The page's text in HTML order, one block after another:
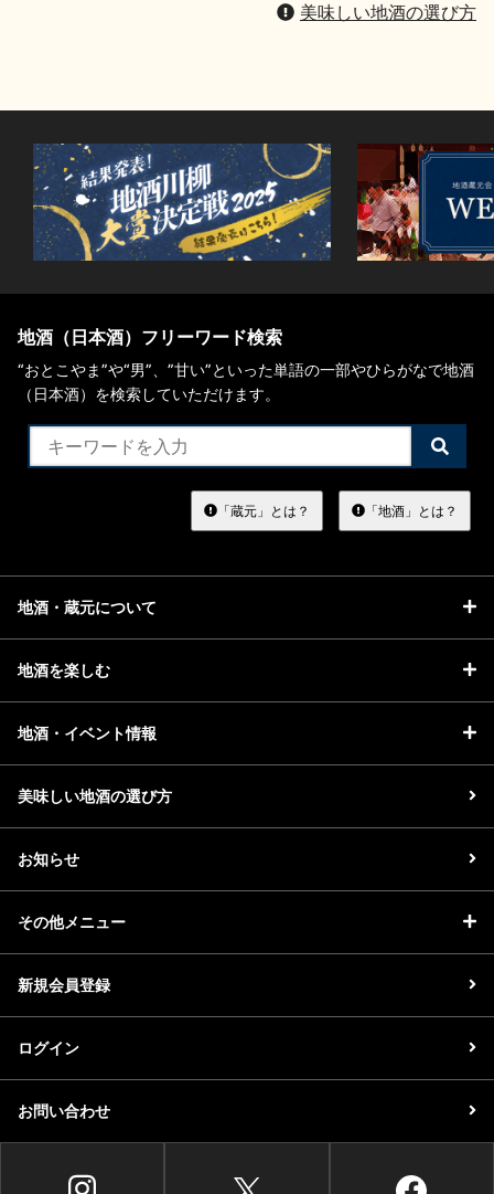
美味しい地酒の選び方
地酒（日本酒）フリーワード検索
“おとこやま”や“男”、”甘い”といった単語の一部やひらがなで地酒
（日本酒）を検索していただけます。
検
索
る
「蔵元」とは？ 「地酒」とは？
地酒・蔵元について
地酒を楽しむ
地酒・イベント情報
美味しい地酒の選び方
お知らせ
その他メニュー
新規会員登録
ログイン
お問い合わせ